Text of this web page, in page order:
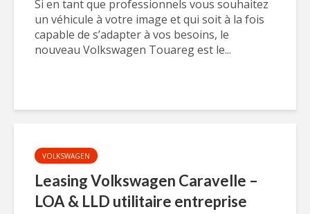
Si en tant que professionnels vous souhaitez
un véhicule à votre image et qui soit à la fois
capable de s’adapter à vos besoins, le
nouveau Volkswagen Touareg est le...
VOLKSWAGEN
Leasing Volkswagen Caravelle –
LOA & LLD utilitaire entreprise